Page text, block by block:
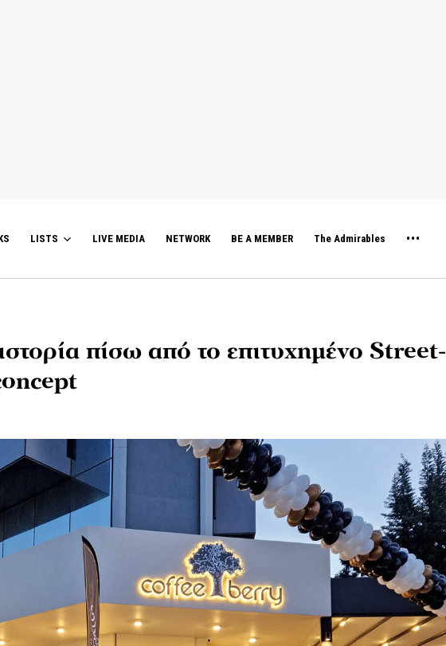
LISTS LIVE MEDIA NETWORK BE A MEMBER The Admirables
πίσω από το επιτυχημένο Street-